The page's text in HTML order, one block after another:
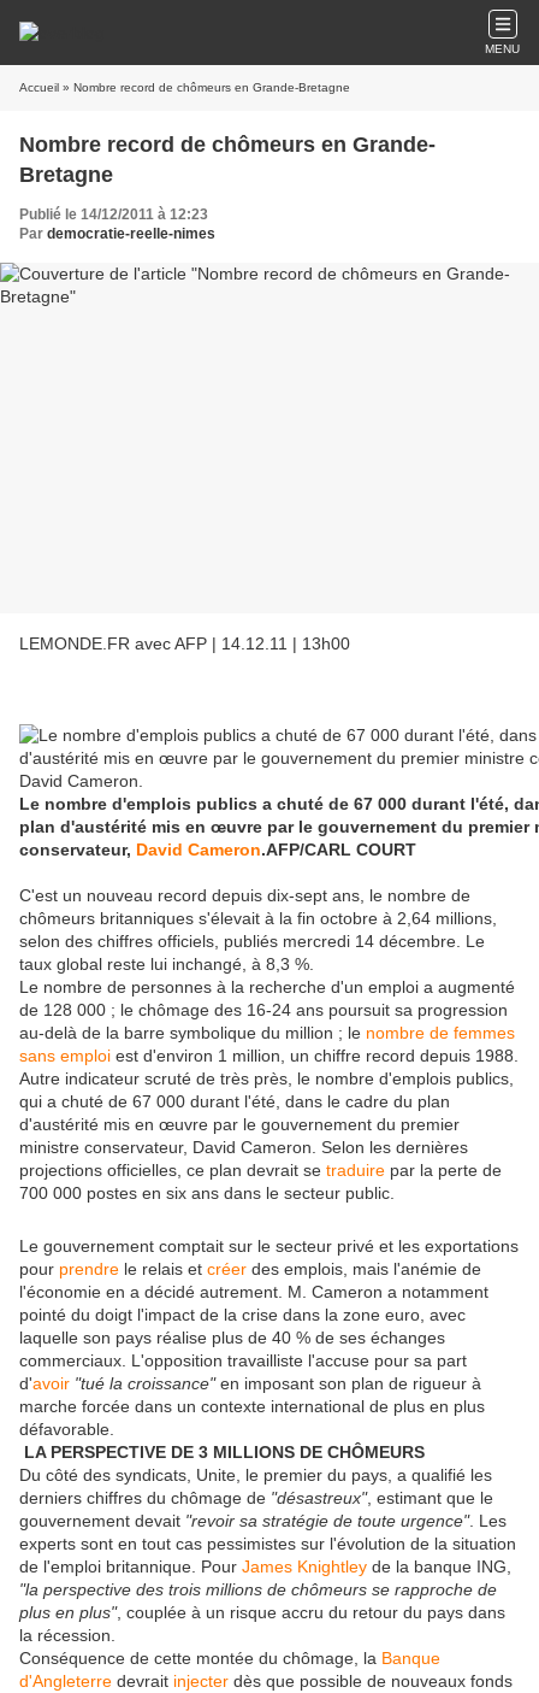
MENU
Accueil » Nombre record de chômeurs en Grande-Bretagne
Nombre record de chômeurs en Grande-
Bretagne
Publié le 14/12/2011 à 12:23
Par democratie-reelle-nimes
LEMONDE.FR avec AFP | 14.12.11 | 13h00
Le nombre d'emplois publics a chuté de 67 000 durant l'été,
plan d'austérité mis en œuvre par le gouvernement du premier
conservateur, David Cameron.AFP/CARL COURT
C'est un nouveau record depuis dix-sept ans, le nombre de
chômeurs britanniques s'élevait à la fin octobre à 2,64 millions,
selon des chiffres officiels, publiés mercredi 14 décembre. Le
taux global reste lui inchangé, à 8,3 %.
Le nombre de personnes à la recherche d'un emploi a augmenté
de 128 000 ; le chômage des 16-24 ans poursuit sa progression
au-delà de la barre symbolique du million ; le nombre de femmes
sans emploi est d'environ 1 million, un chiffre record depuis 1988.
Autre indicateur scruté de très près, le nombre d'emplois publics,
qui a chuté de 67 000 durant l'été, dans le cadre du plan
d'austérité mis en œuvre par le gouvernement du premier
ministre conservateur, David Cameron. Selon les dernières
projections officielles, ce plan devrait se traduire par la perte de
700 000 postes en six ans dans le secteur public.
Le gouvernement comptait sur le secteur privé et les exportations
pour prendre le relais et créer des emplois, mais l'anémie de
l'économie en a décidé autrement. M. Cameron a notamment
pointé du doigt l'impact de la crise dans la zone euro, avec
laquelle son pays réalise plus de 40 % de ses échanges
commerciaux. L'opposition travailliste l'accuse pour sa part
d'avoir "tué la croissance"en imposant son plan de rigueur à
marche forcée dans un contexte international de plus en plus
défavorable.
LA PERSPECTIVE DE 3 MILLIONS DE CHÔMEURS
Du côté des syndicats, Unite, le premier du pays, a qualifié les
derniers chiffres du chômage de "désastreux", estimant que le
gouvernement devait "revoir sa stratégie de toute urgence". Les
experts sont en tout cas pessimistes sur l'évolution de la situation
de l'emploi britannique. Pour James Knightley de la banque ING,
"la perspective des trois millions de chômeurs se rapproche de
plus en plus", couplée à un risque accru du retour du pays dans
la récession.
Conséquence de cette montée du chômage, la Banque
d'Angleterre devrait injecter dès que possible de nouveaux fonds